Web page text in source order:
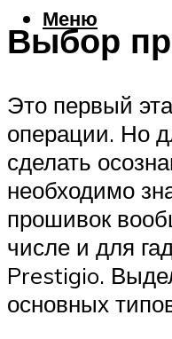
Меню
Выбор
Это первый
операции. Но
сделать
необходимо
прошивок
числе и для
Prestigio.
основных